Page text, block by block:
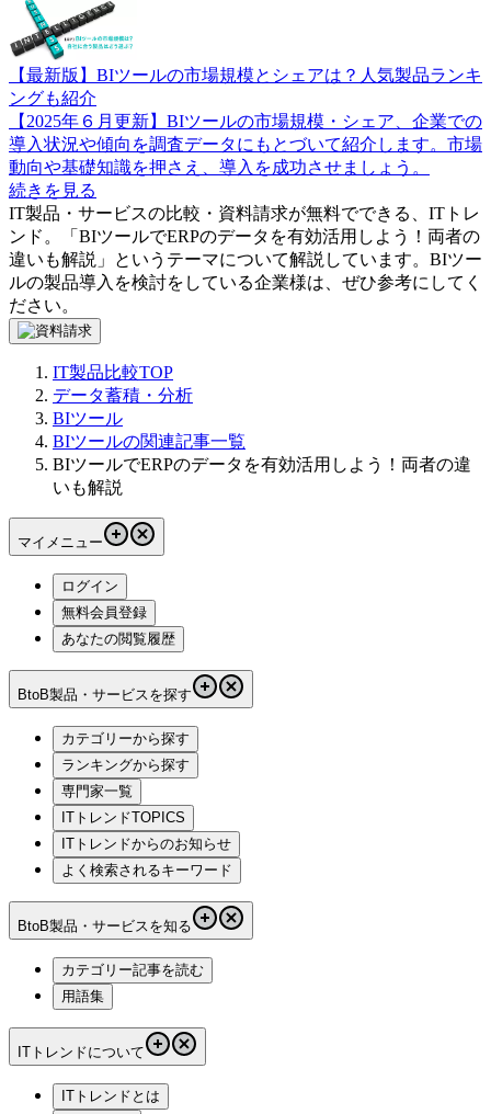
【最新版】BIツールの市場規模とシェアは？人気製品ランキ
ングも紹介
【2025年６月更新】BIツールの市場規模・シェア、企業での
導入状況や傾向を調査データにもとづいて紹介します。市場
動向や基礎知識を押さえ、導入を成功させましょう。
続きを見る
IT製品・サービスの比較・資料請求が無料でできる、ITトレ
ンド。「 BIツールでERPのデータを有効活用しよう！両者の
違いも解説 」というテーマについて解説しています。 BIツー
ルの製品導入を検討をしている企業様は、ぜひ参考にしてく
ださい。
IT製品比較TOP
データ蓄積・分析
BIツール
BIツールの関連記事一覧
BIツールでERPのデータを有効活用しよう！両者の違
いも解説
マイメニュー
ログイン
無料会員登録
あなたの閲覧履歴
BtoB製品・サービスを探す
カテゴリーから探す
ランキングから探す
専門家一覧
ITトレンドTOPICS
ITトレンドからのお知らせ
よく検索されるキーワード
BtoB製品・サービスを知る
カテゴリー記事を読む
用語集
ITトレンドについて
ITトレンドとは